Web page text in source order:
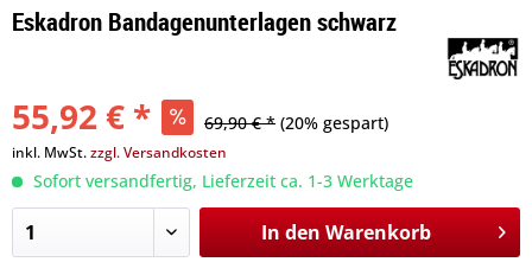
Eskadron Bandagenunterlagen schwarz
55,92 € * 69,90 € * (20% gespart)
inkl. MwSt.zzgl. Versandkosten
Sofort versandfertig, Lieferzeit ca. 1-3 Werktage
In den Warenkorb